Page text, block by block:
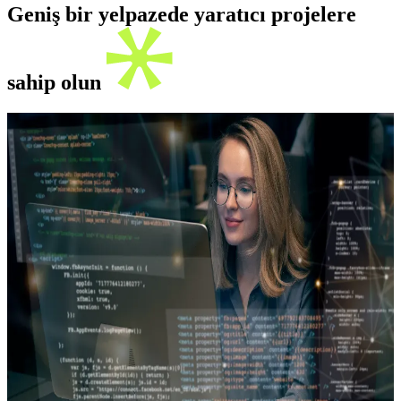
Geniş bir yelpazede yaratıcı projelere
sahip olun